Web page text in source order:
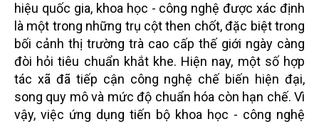
hiệu quốc gia, khoa học - công nghệ được xác định
là một trong những trụ cột then chốt, đặc biệt trong
bối cảnh thị trường trà cao cấp thế giới ngày càng
đòi hỏi tiêu chuẩn khắt khe. Hiện nay, một số hợp
tác xã đã tiếp cận công nghệ chế biến hiện đại,
song quy mô và mức độ chuẩn hóa còn hạn chế. Vì
vậy, việc ứng dụng tiến bộ khoa học - công nghệ